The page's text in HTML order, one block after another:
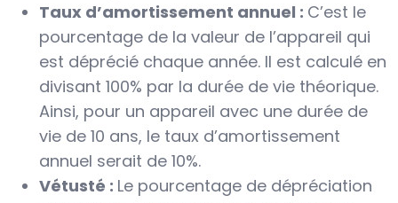
Taux d’amortissement annuel : C’est le
pourcentage de la valeur de l’appareil qui
est déprécié chaque année. Il est calculé en
divisant 100% par la durée de vie théorique.
Ainsi, pour un appareil avec une durée de
vie de 10 ans, le taux d’amortissement
annuel serait de 10%.
Vétusté : Le pourcentage de dépréciation